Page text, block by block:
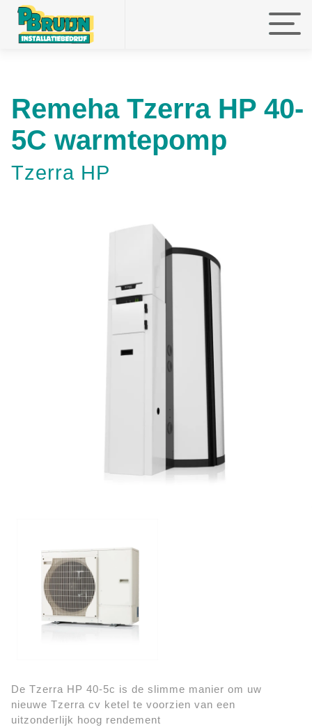
Remeha Tzerra HP 40-
5C warmtepomp
Tzerra HP
De Tzerra HP 40-5c is de slimme manier om uw
nieuwe Tzerra cv ketel te voorzien van een
uitzonderlijk hoog rendement